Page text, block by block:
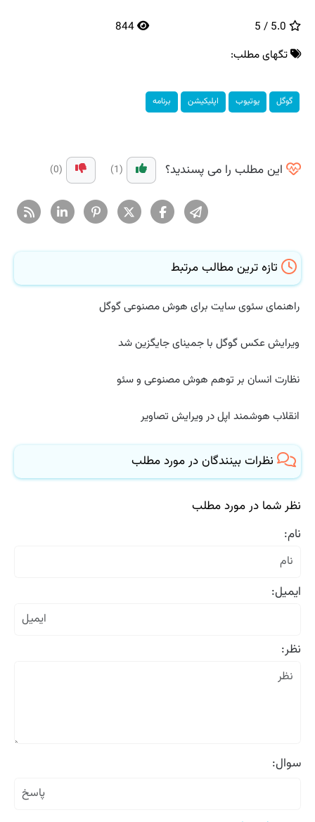
تگهای مطلب:
گوگل یوتیوب اپلیكیشن برنامه
این مطلب را می پسندید؟ (1)
(0)
تازه ترین مطالب مرتبط
راهنمای سئوی سایت برای هوش مصنوعی گوگل
ویرایش عکس گوگل با جمینای جایگزین شد
نظارت انسان بر توهم هوش مصنوعی و سئو
انقلاب هوشمند اپل در ویرایش تصاویر
نظرات بینندگان در مورد مطلب
نظر شما در مورد مطلب
نام:
ایمیل:
نظر:
سوال: